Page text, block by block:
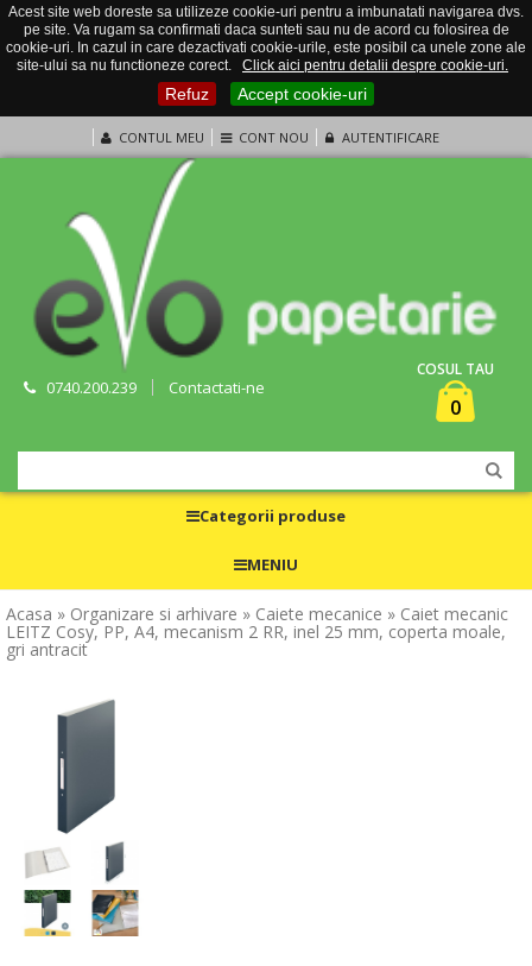
Acest site web doreste sa utilizeze cookie-uri pentru a imbunatati navigarea dvs.
pe site. Va rugam sa confirmati daca sunteti sau nu de acord cu folosirea de
cookie-uri. In cazul in care dezactivati cookie-urile, este posibil ca unele zone ale
site-ului sa nu functioneze corect.
Click aici pentru detalii despre cookie-uri.
Refuz Accept cookie-uri
CONTUL MEU CONT NOU AUTENTIFICARE
0740.200.239 Contactati-ne
COSUL TAU
0
Categorii produse
MENIU
Acasa » Organizare si arhivare » Caiete mecanice » Caiet mecanic
LEITZ Cosy, PP, A4, mecanism 2 RR, inel 25 mm, coperta moale,
gri antracit